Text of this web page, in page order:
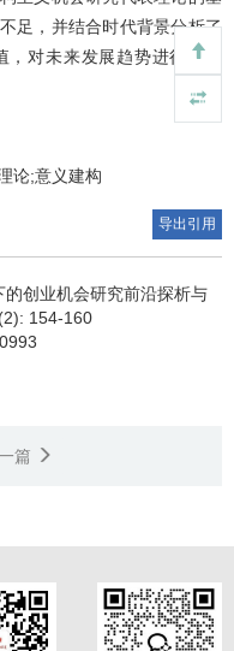
足，并结合时代背景分析了
对未来发展趋势进行了展
论;意义建构
导出引用
的创业机会研究前沿探析与
154-160
篇